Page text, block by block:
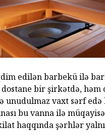
edilən barbekü ilə
bir şirkətdə, həm
unudulmaz vaxt sərf edə
bu vanna ilə
haqqında şərhlər